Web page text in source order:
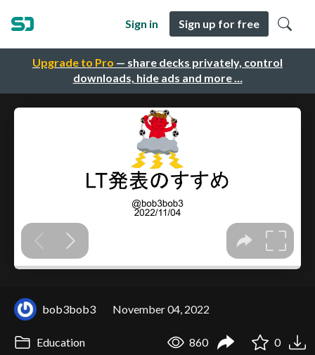
Upgrade to Pro — share decks privately, control
downloads, hide ads and more …
Sign in Sign up for free
bob3bob3 November 04, 2022
Education 860 0